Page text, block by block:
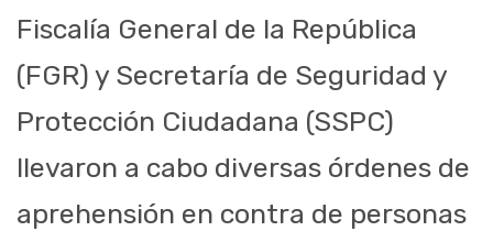
Fiscalía General de la República
(FGR) y Secretaría de Seguridad y
Protección Ciudadana (SSPC)
llevaron a cabo diversas órdenes de
aprehensión en contra de personas